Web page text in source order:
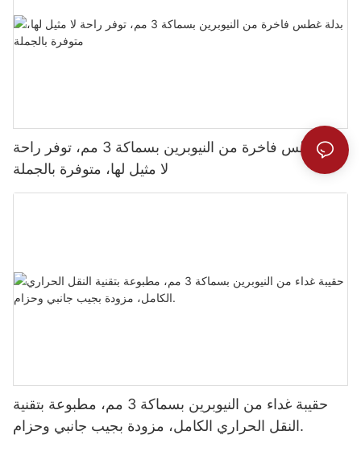
بدلة غطس فاخرة من النيوبرين بسماكة 3 مم، توفر راحة
لا مثيل لها، متوفرة بالجملة
حقيبة غداء من النيوبرين بسماكة 3 مم، مطبوعة بتقنية
النقل الحراري الكامل، مزودة بجيب جانبي وحزام.